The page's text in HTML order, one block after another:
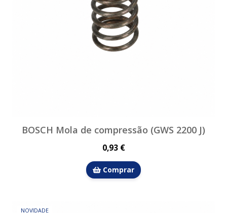
BOSCH Mola de compressão (GWS 2200 J)
0,93 €
Comprar
NOVIDADE